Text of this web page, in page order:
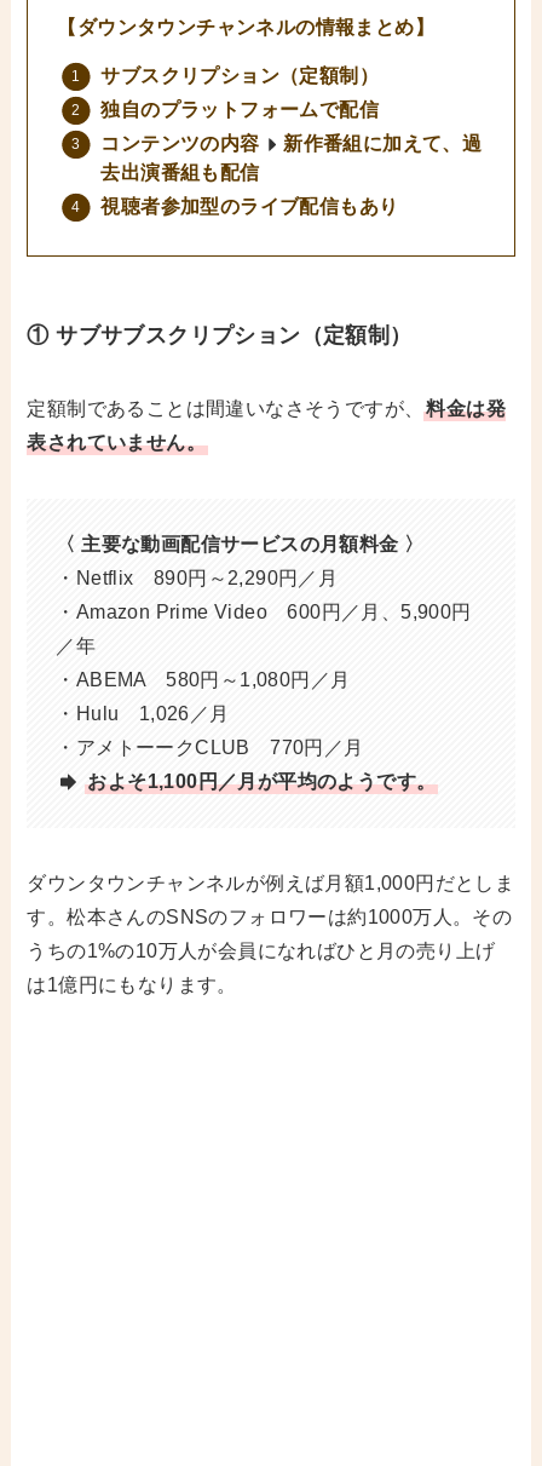
【ダウンタウンチャンネルの情報まとめ】
サブスクリプション（定額制）
独自のプラットフォームで配信
コンテンツの内容
新作番組に加えて、過
去出演番組も配信
視聴者参加型のライブ配信もあり
① サブサブスクリプション（定額制）
定額制であることは間違いなさそうですが、料金は発
表されていません。
〈 主要な動画配信サービスの月額料金 〉
・Netflix 890円～2,290円／月
・Amazon Prime Video 600円／月、5,900円
／年
・ABEMA 580円～1,080円／月
・Hulu 1,026／月
・アメトーークCLUB 770円／月
およそ1,100円／月が平均のようです。
ダウンタウンチャンネルが例えば月額1,000円だとしま
す。松本さんのSNSのフォロワーは約1000万人。その
うちの1%の10万人が会員になればひと月の売り上げ
は1億円にもなります。